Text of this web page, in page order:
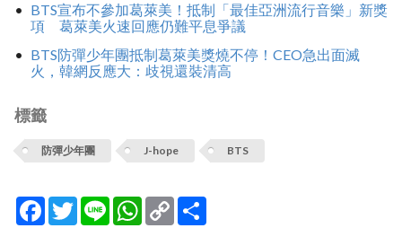
BTS宣布不參加葛萊美！抵制「最佳亞洲流行音樂」新獎
項 葛萊美火速回應仍難平息爭議
BTS防彈少年團抵制葛萊美獎燒不停！CEO急出面滅
火，韓網反應大：歧視還裝清高
標籤
防彈少年團 J-hope BTS
Facebook
TwitterLine WhatsApp
Copy
Link